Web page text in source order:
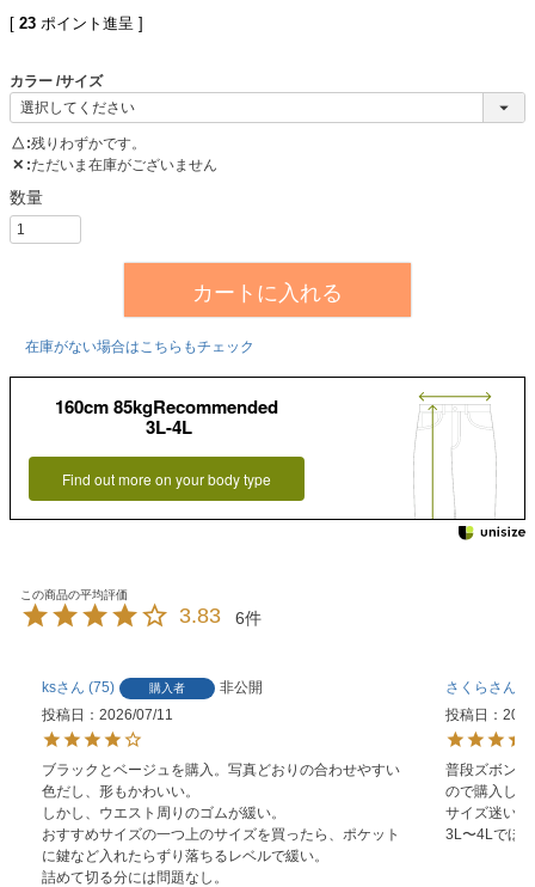
[ 23 ポイント進呈 ]
カラー サイズ
△ 残りわずかです。
✕ ただいま在庫がございません
カートに入れる
在庫がない場合はこちらもチェック
160cm 85kgRecommended
3L-4L
Find out more on your body type
3.83 6
ks 75 購入者
非公開
投稿日
2026/07/11
ブラックとベージュを購入。写真どおりの合わせやすい
色だし、形もかわいい。
しかし、ウエスト周りのゴムが緩い。
おすすめサイズの一つ上のサイズを買ったら、ポケット
に鍵など入れたらずり落ちるレベルで緩い。
詰めて切る分には問題なし。
さくら
投稿日
普段ズボン
ので購入し
サイズ迷い
3L〜4Lでほ